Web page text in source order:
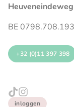
BE 0798.708.193
+32 (0)11 397 398
inloggen